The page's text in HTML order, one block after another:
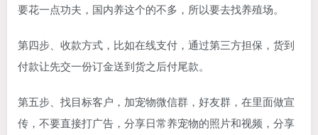
要花一点功夫，国内养这个的不多，所以要去找养殖场。
第四步、收款方式，比如在线支付，通过第三方担保，货到
付款让先交一份订金送到货之后付尾款。
第五步、找目标客户，加宠物微信群，好友群，在里面做宣
传，不要直接打广告，分享日常养宠物的照片和视频，分享